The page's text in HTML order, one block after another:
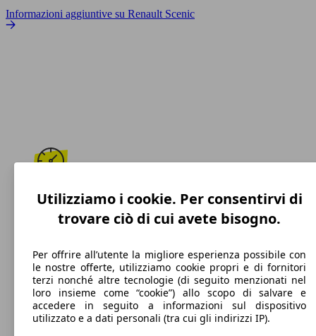
Informazioni aggiuntive su Renault Scenic
182 km/h
Velocità massima
Benzina
Carburante
Utilizziamo i cookie. Per consentirvi di
trovare ciò di cui avete bisogno.
Per offrire all’utente la migliore esperienza possibile con
le nostre offerte, utilizziamo cookie propri e di fornitori
terzi nonché altre tecnologie (di seguito menzionati nel
loro insieme come “cookie”) allo scopo di salvare e
accedere in seguito a informazioni sul dispositivo
utilizzato e a dati personali (tra cui gli indirizzi IP).